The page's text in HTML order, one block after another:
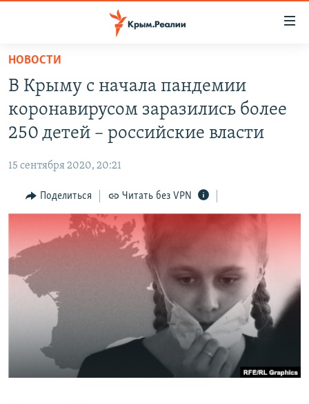
Вернуться
основному
содержанию
Вернутся
главной
навигации
Вернутся
СПЕЦПРОЕКТЫ
11 ЛЕТ ОККУПАЦИИ КРЫМА. 11 ИСТОРИЙ СОПРОТИВЛЕНИЯ
ВОДА
ЕЩЕ
ИНТЕРАКТИВ
ИНФОГРАФИКА
ТЕЛЕПРОЕКТ КРЫМ.РЕАЛИИ
СОВЕТЫ ПРАВОЗАЩИТНИКОВ
ПРОПАВШИЕ БЕЗ ВЕСТИ
ПОБЕДИТЕЛЕЙ НЕ СУДЯТ?
КРЫМ.НЕПОКОРЕННЫЙ
РАДІО СВОБОДА
КАК ОБОЙТИ БЛОКИРОВКУ
Українською
Qırımtatar
ПРИСОЕДИНЯЙТЕСЬ!
НОВОСТИ
В Крыму с начала пандемии
коронавирусом заразились более
250 детей – российские власти
15 сентября 2020, 20:21
Поделиться Читать без VPN